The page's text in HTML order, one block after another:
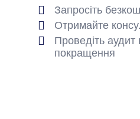
Запросіть
Отримайте
Проведіть
покращення